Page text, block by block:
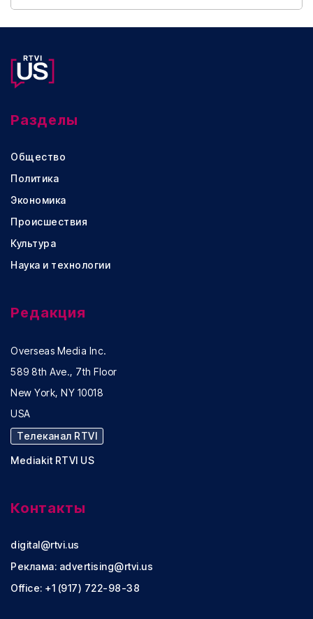
Разделы
Общество
Политика
Экономика
Происшествия
Культура
Наука и технологии
Редакция
Overseas Media Inc.
589 8th Ave., 7th Floor
New York, NY 10018
USA
Телеканал RTVI
Mediakit RTVI US
Контакты
digital@rtvi.us
Реклама: advertising@rtvi.us
Office: +1 (917) 722-98-38